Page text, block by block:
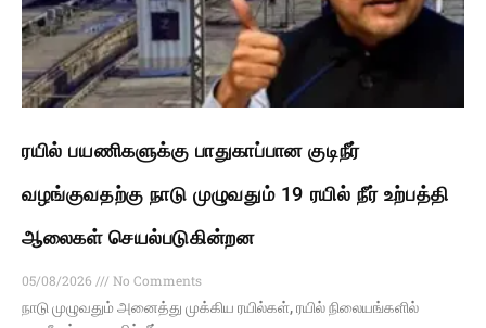
ரயில் பயணிகளுக்கு பாதுகாப்பான குடிநீர்
வழங்குவதற்கு நாடு முழுவதும் 19 ரயில் நீர் உற்பத்தி
ஆலைகள் செயல்படுகின்றன
05/08/2026
No Comments
நாடு முழுவதும் அனைத்து முக்கிய ரயில்கள், ரயில் நிலையங்களில்